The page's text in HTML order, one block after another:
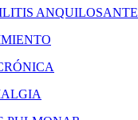
ANQUILOSANTE